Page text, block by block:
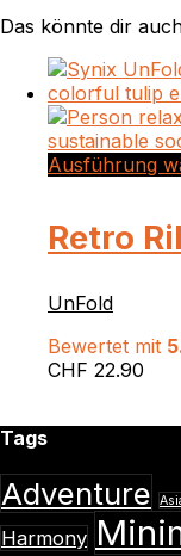
Das könnte dir
Ausführung
Retro
UnFold
Bewertet mit
CHF 22.90
Tags
Adventure
Harmony